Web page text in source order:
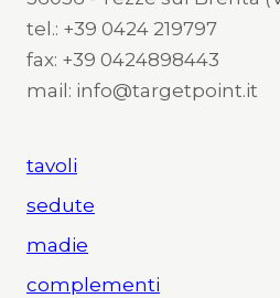
tel.: +39 0424 219797
fax: +39 0424898443
mail: info@targetpoint.it
tavoli
sedute
madie
complementi